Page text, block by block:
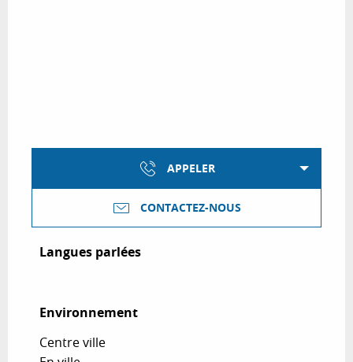
APPELER
CONTACTEZ-NOUS
Langues parlées
Langues parlées
Environnement
Environnement
Centre ville